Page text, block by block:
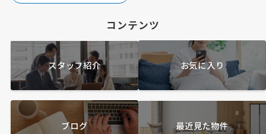
コンテンツ
スタッフ紹介 お気に入り
ブログ 最近見た物件